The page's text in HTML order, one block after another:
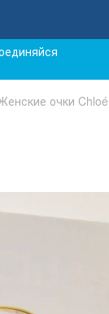
очки Chloé